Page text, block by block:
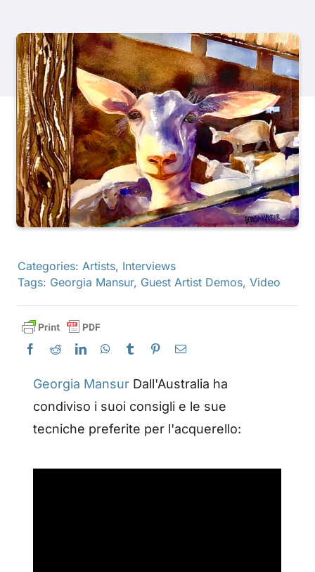
Libri
Eventi
Blog
Risorse
Trova un rivenditore
Contattaci
Categories: Artists, Interviews
Tags: Georgia Mansur, Guest Artist Demos, Video
Georgia Mansur Dall'Australia ha
condiviso i suoi consigli e le sue
tecniche preferite per l'acquerello: